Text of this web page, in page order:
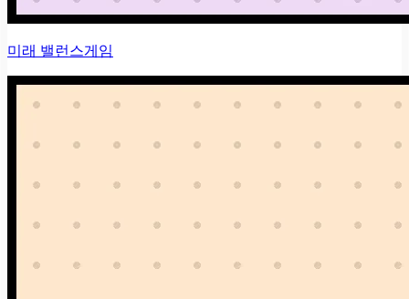
미래 밸런스게임